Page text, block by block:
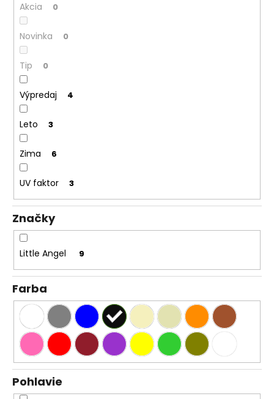
Akcia 0
Novinka 0
Tip 0
Výpredaj 4
Leto 3
Zima 6
UV faktor 3
Značky
Little Angel 9
Farba
Pohlavie